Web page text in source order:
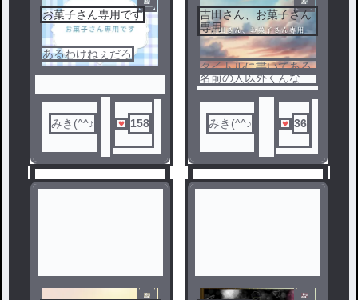
1 2
お菓子さん専用です
あるわけねぇだろ
みき(^^♪ 158
吉田さん、お菓子さん
専用
タイトルに書いてある
名前の人以外くんな
みき(^^♪ 36